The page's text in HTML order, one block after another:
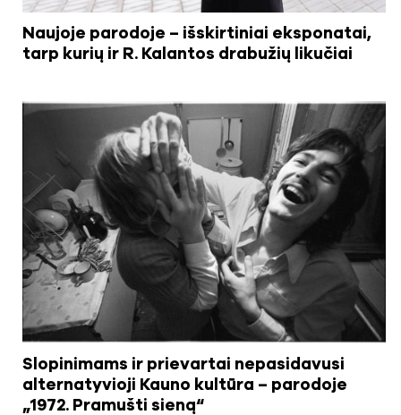
Naujoje parodoje – išskirtiniai eksponatai,
tarp kurių ir R. Kalantos drabužių likučiai
Slopinimams ir prievartai nepasidavusi
alternatyvioji Kauno kultūra – parodoje
„1972. Pramušti sieną“